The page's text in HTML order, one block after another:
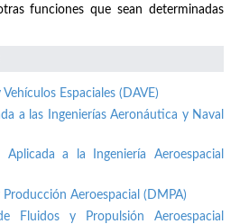
funciones que sean determinadas
Espaciales (DAVE)
a las Ingenierías Aeronáutica y Naval
Aplicada a la Ingeniería Aeroespacial
Producción Aeroespacial (DMPA)
Fluidos y Propulsión Aeroespacial